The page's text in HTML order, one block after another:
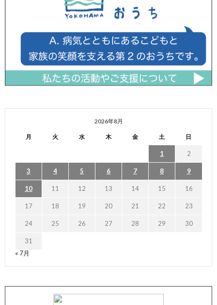
2026年8月
月 火 水 木 金 土 日
1 2
3 4 5 6 7 8 9
10 11 12 13 14 15 16
17 18 19 20 21 22 23
24 25 26 27 28 29 30
31
« 7月